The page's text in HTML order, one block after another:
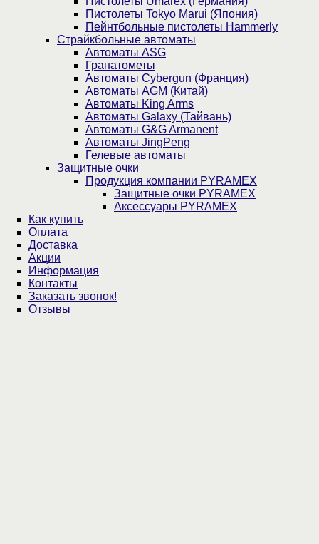
Пистолеты Tokyo Marui (Япония)
Пейнтбольные пистолеты Hammerly
Страйкбольные автоматы
Автоматы ASG
Гранатометы
Автоматы Cybergun (Франция)
Автоматы AGM (Китай)
Автоматы King Arms
Автоматы Galaxy (Тайвань)
Автоматы G&G Armanent
Автоматы JingPeng
Гелевые автоматы
Защитные очки
Продукция компании PYRAMEX
Защитные очки PYRAMEX
Аксессуары PYRAMEX
Как купить
Оплата
Доставка
Акции
Информация
Контакты
Заказать звонок!
Отзывы